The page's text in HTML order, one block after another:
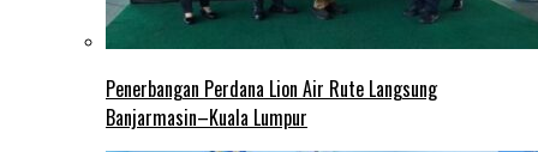
Penerbangan Perdana Lion Air Rute Langsung
Banjarmasin–Kuala Lumpur